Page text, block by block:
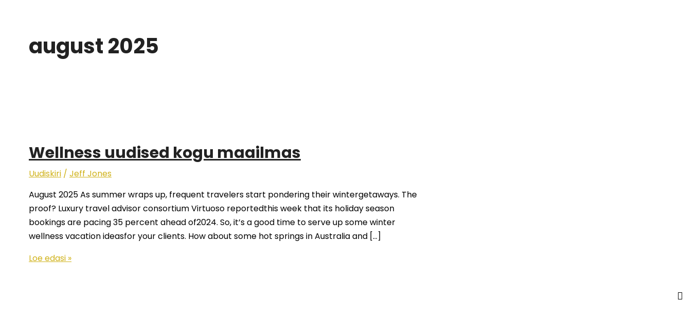
august 2025
Wellness uudised kogu maailmas
Uudiskiri / Jeff Jones
August 2025 As summer wraps up, frequent travelers start pondering their wintergetaways. The
proof? Luxury travel advisor consortium Virtuoso reportedthis week that its holiday season
bookings are pacing 35 percent ahead of2024. So, it’s a good time to serve up some winter
wellness vacation ideasfor your clients. How about some hot springs in Australia and […]
Loe edasi »